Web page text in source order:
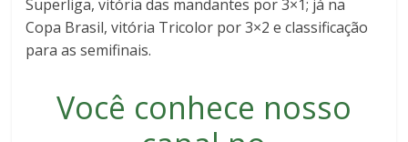
Superliga, vitória das mandantes por 3×1; já na
Copa Brasil, vitória Tricolor por 3×2 e classificação
para as semifinais.
Você conhece nosso